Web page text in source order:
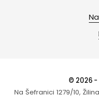
© 2026 -
Na Šefranici 1279/10,